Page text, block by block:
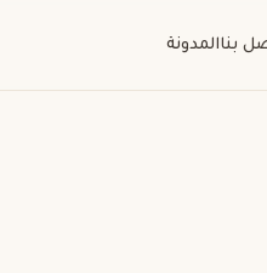
بناالمدونة